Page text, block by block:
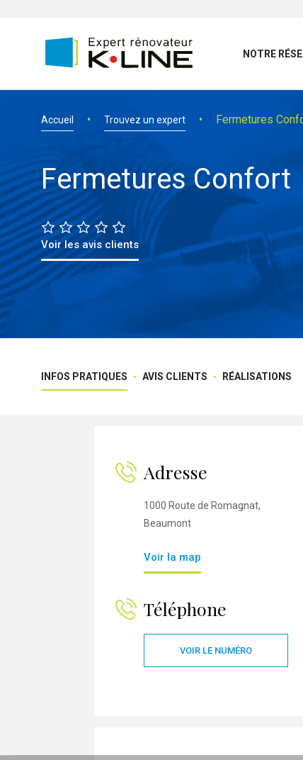
NOTRE
Accueil Trouvez un expert Fermetures
Fermetures Confort
Voir les avis clients
INFOS PRATIQUES AVIS CLIENTS RÉALISATIONS
Adresse
1000 Route de Romagnat,
Beaumont
Voir la map
Téléphone
VOIR LE NUMÉRO